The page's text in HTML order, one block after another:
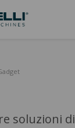
soluzioni di